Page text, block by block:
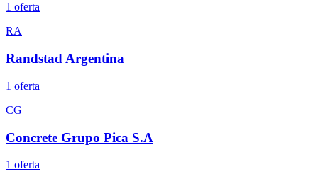
1 oferta
RA
Randstad Argentina
1 oferta
CG
Concrete Grupo Pica S.A
1 oferta